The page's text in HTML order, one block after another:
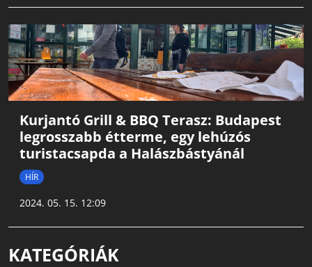
Kurjantó Grill & BBQ Terasz: Budapest
legrosszabb étterme, egy lehúzós
turistacsapda a Halászbástyánál
HÍR
2024. 05. 15. 12:09
KATEGÓRIÁK